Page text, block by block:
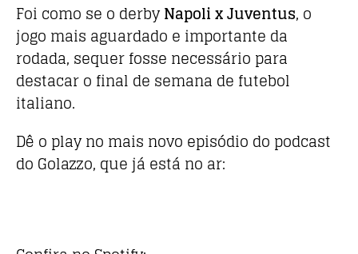
Foi como se o derbyNapoli x Juventus, o
jogo mais aguardado e importante da
rodada, sequer fosse necessário para
destacar o final de semana de futebol
italiano.
Dê o play no mais novo episódio do podcast
do Golazzo, que já está no ar: